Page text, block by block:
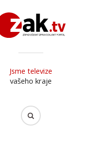
Jsme televize
vašeho kraje